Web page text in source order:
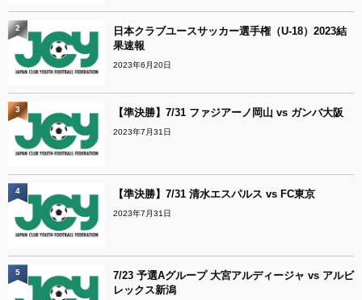
日本クラブユースサッカー選手権（U-18）2023結
果速報
2023年6月20日
2
【準決勝】7/31 ファジアーノ岡山 vs ガンバ大阪
2023年7月31日
3
【準決勝】7/31 清水エスパルス vs FC東京
2023年7月31日
4
7/23 予選Aグループ 大宮アルディージャ vs アルビ
レックス新潟
5